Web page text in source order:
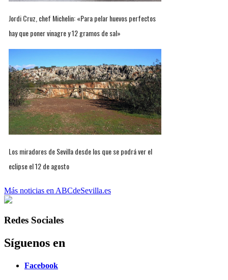
Jordi Cruz, chef Michelin: «Para pelar huevos perfectos
hay que poner vinagre y 12 gramos de sal»
Los miradores de Sevilla desde los que se podrá ver el
eclipse el 12 de agosto
Más noticias en ABCdeSevilla.es
Redes Sociales
Síguenos en
Facebook